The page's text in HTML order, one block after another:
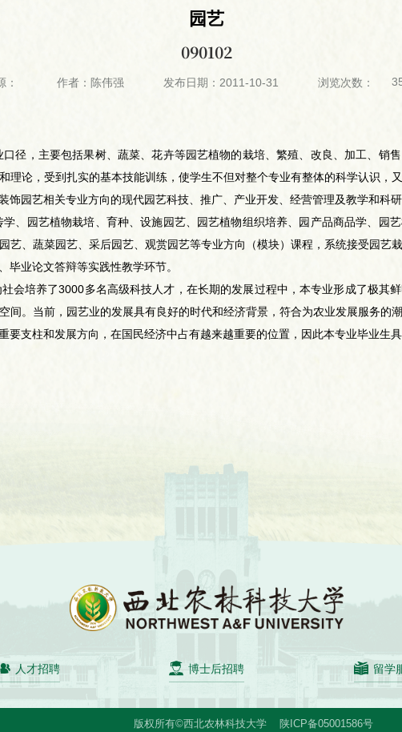
园艺
090102
： 作者：陈伟强 发布日期：2011-10-31 浏览次数：
径，主要包括果树、蔬菜、花卉等园艺植物的栽培、繁殖、改良、加工、销
理论，受到扎实的基本技能训练，使学生不但对整个专业有整体的科学认识，
饰园艺相关专业方向的现代园艺科技、推广、产业开发、经营管理及教学和科
、园艺植物栽培、育种、设施园艺、园艺植物组织培养、园产品商品学、园
艺、蔬菜园艺、采后园艺、观赏园艺等专业方向（模块）课程，系统接受园艺
业论文答辩等实践性教学环节。
会培养了3000多名高级科技人才，在长期的发展过程中，本专业形成了极其
间。当前，园艺业的发展具有良好的时代和经济背景，符合为农业发展服务的
要支柱和发展方向，在国民经济中占有越来越重要的位置，因此本专业毕业生
人才招聘 博士后招聘 留学
版权所有©西北农林科技大学 陕ICP备05001586号